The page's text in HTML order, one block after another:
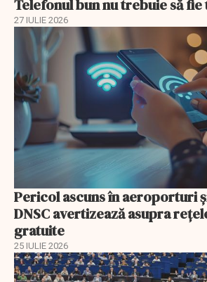
Telefonul bun nu trebuie să
27 IULIE 2026
Pericol ascuns în aeroporturi
DNSC avertizează asupra
gratuite
25 IULIE 2026